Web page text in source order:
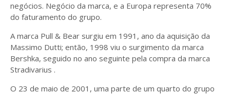
negócios. Negócio da marca, e a Europa representa 70%
do faturamento do grupo.
A marca Pull & Bear surgiu em 1991, ano da aquisição da
Massimo Dutti; então, 1998 viu o surgimento da marca
Bershka, seguido no ano seguinte pela compra da marca
Stradivarius .
O 23 de maio de 2001, uma parte de um quarto do grupo